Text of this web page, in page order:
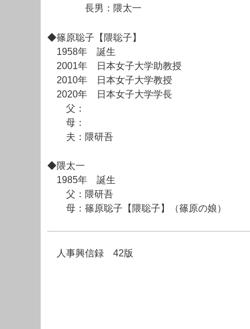
長男：隈太一
◆篠原聡子【隈聡子】
1958年 誕生
2001年 日本女子大学助教授
2010年 日本女子大学教授
2020年 日本女子大学学長
父：
母：
夫：隈研吾
◆隈太一
1985年 誕生
父：隈研吾
母：篠原聡子【隈聡子】（篠原の娘）
人事興信録 42版